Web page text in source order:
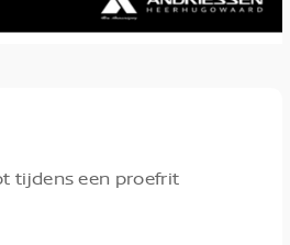
tijdens een proefrit